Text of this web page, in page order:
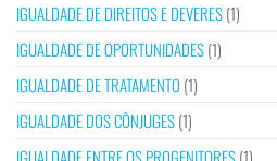
IGUALDADE DE DIREITOS E DEVERES(1)
IGUALDADE DE OPORTUNIDADES(1)
IGUALDADE DE TRATAMENTO (1)
IGUALDADE DOS CÔNJUGES(1)